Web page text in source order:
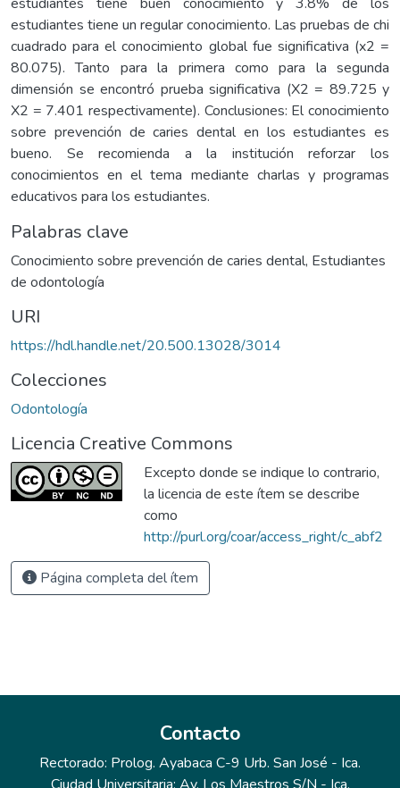
estudiantes tiene un regular conocimiento. Las pruebas de chi
cuadrado para el conocimiento global fue significativa (x2 =
80.075). Tanto para la primera como para la segunda
dimensión se encontró prueba significativa (X2 = 89.725 y
X2 = 7.401 respectivamente). Conclusiones: El conocimiento
sobre prevención de caries dental en los estudiantes es
bueno. Se recomienda a la institución reforzar los
conocimientos en el tema mediante charlas y programas
educativos para los estudiantes.
Palabras clave
Conocimiento sobre prevención de caries dental, Estudiantes
de odontología
URI
https://hdl.handle.net/20.500.13028/3014
Colecciones
Odontología
Licencia Creative Commons
Excepto donde se indique lo contrario,
la licencia de este ítem se describe
como
http://purl.org/coar/access_right/c_abf2
Página completa del ítem
Contacto
Rectorado: Prolog. Ayabaca C-9 Urb. San José - Ica.